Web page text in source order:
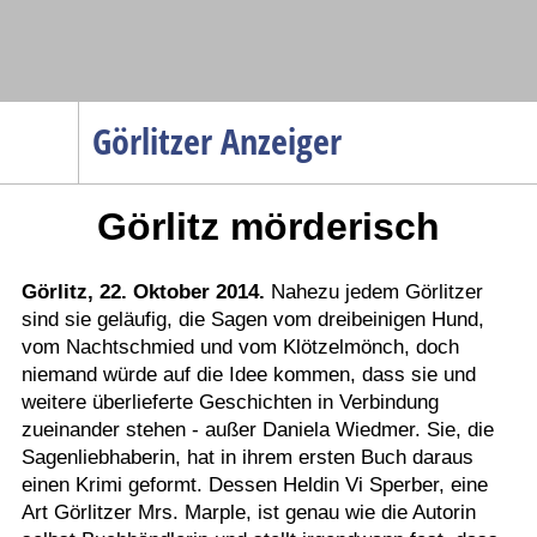
Görlitzer Anzeiger
Menüpunkte
Gesellschaft
Wirtschaft
Service
Verkehr
Gesundheit
Kultur
Sport
Görlitz mörderisch
Görlitz, 22. Oktober 2014. Nahezu jedem Görlitzer
sind sie geläufig, die Sagen vom dreibeinigen Hund,
vom Nachtschmied und vom Klötzelmönch, doch
niemand würde auf die Idee kommen, dass sie und
weitere überlieferte Geschichten in Verbindung
zueinander stehen - außer Daniela Wiedmer. Sie, die
Sagenliebhaberin, hat in ihrem ersten Buch daraus
einen Krimi geformt. Dessen Heldin Vi Sperber, eine
Art Görlitzer Mrs. Marple, ist genau wie die Autorin